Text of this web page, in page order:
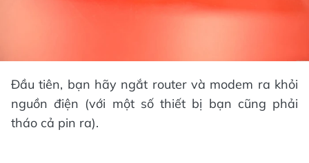
Đầu tiên, bạn hãy ngắt router và modem ra khỏi
nguồn điện (với một số thiết bị bạn cũng phải
tháo cả pin ra).